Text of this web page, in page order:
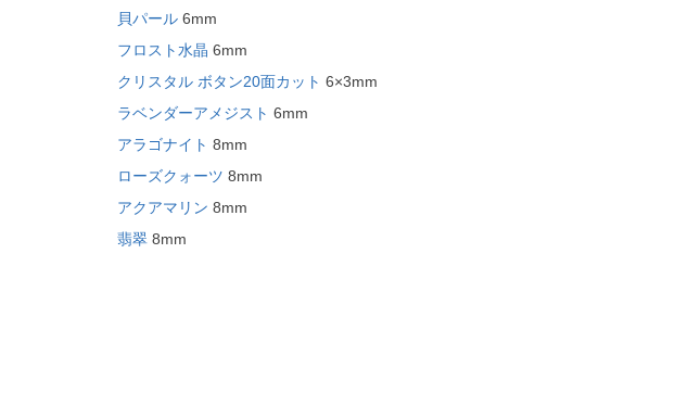
貝パール6mm
フロスト水晶 6mm
クリスタル ボタン20面カット 6×3mm
ラベンダーアメジスト 6mm
アラゴナイト 8mm
ローズクォーツ 8mm
アクアマリン 8mm
翡翠8mm